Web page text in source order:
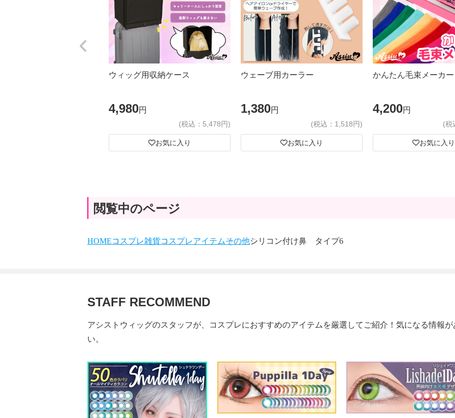
ウィッグ用収納ケース
4,980円
(税込：5,478円)
お気に入り
ウェーブ用カーラー
1,380円
(税込：1,518円)
お気に入り
かんたん毛束メーカー
4,200円
(税
お気に入り
閲覧中のページ
HOMEコスプレ雑貨コスプレアイテムその他シリコン付け鼻 タイプ6
STAFF RECOMMEND
アシストウィッグのスタッフが、コスプレにおすすめのアイテムを厳選してご紹介！気になる情報
い。